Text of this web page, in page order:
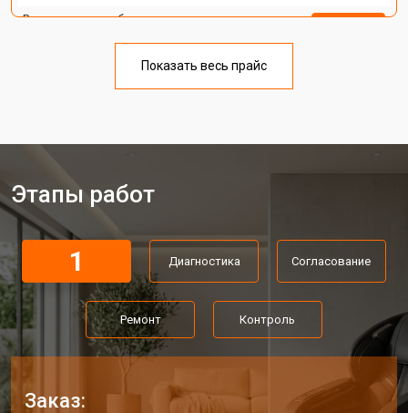
Ремонт на месте без замены
от 4400 ₽
Замена вторичного
от 4100 ₽
Замена сканера массажного кресла
Xiaomi
Ремонт пневмокамеры
Ремонт пневмосистемы от 4500 ₽ Заказать
Ремонт пульта управления от 4200 ₽
Ремонт электропроводки от 3900 ₽ Заказать
Ремонт сканера массажного кресла
Xiaomi
от 4800 ₽
Показать весь прайс
Этапы работ
1 Диагностика Согласование
Ремонт Контроль
Заказ: